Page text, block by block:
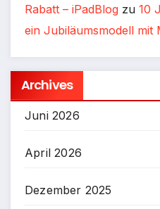
Rabatt – iPadBlog zu 10
ein Jubiläumsmodell mit
Archives
Juni 2026
April 2026
Dezember 2025